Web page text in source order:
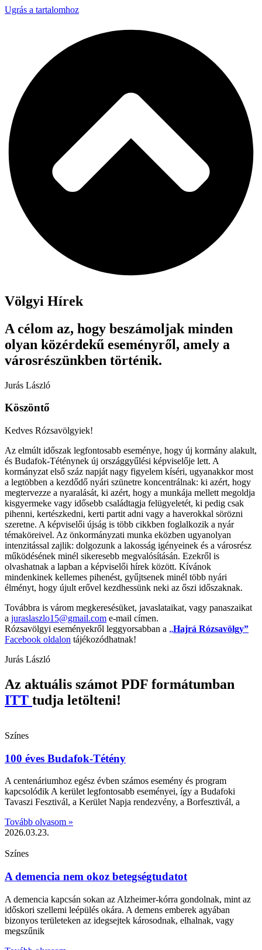
Ugrás a tartalomhoz
Völgyi Hírek
A célom az, hogy beszámoljak minden
olyan közérdekű eseményről, amely a
városrészünkben történik.
Jurás László
Köszöntő
Kedves Rózsavölgyiek!
Az elmúlt időszak legfontosabb eseménye, hogy új kormány alakult,
és Budafok-Téténynek új országgyűlési képviselője lett. A
kormányzat első száz napját nagy figyelem kíséri, ugyanakkor most
a legtöbben a kezdődő nyári szünetre koncentrálnak: ki azért, hogy
megtervezze a nyaralását, ki azért, hogy a munkája mellett megoldja
kisgyermeke vagy idősebb családtagja felügyeletét, ki pedig csak
pihenni, kertészkedni, kerti partit adni vagy a haverokkal sörözni
szeretne. A képviselői újság is több cikkben foglalkozik a nyár
témaköreivel. Az önkormányzati munka eközben ugyanolyan
intenzitással zajlik: dolgozunk a lakosság igényeinek és a városrész
működésének minél sikeresebb megvalósításán. Ezekről is
olvashatnak a lapban a képviselői hírek között. Kívánok
mindenkinek kellemes pihenést, gyűjtsenek minél több nyári
élményt, hogy újult erővel kezdhessünk neki az őszi időszaknak.
Továbbra is várom megkeresésüket, javaslataikat, vagy panaszaikat
a juraslaszlo15@gmail.com e-mail címen.
Rózsavölgyi eseményekről leggyorsabban a „Hajrá Rózsavölgy”
Facebook oldalon tájékozódhatnak!
Jurás László
Az aktuális számot PDF formátumban
ITT tudja letölteni!
Színes
100 éves Budafok-Tétény
A centenáriumhoz egész évben számos esemény és program
kapcsolódik A kerület legfontosabb eseményei, így a Budafoki
Tavaszi Fesztivál, a Kerület Napja rendezvény, a Borfesztivál, a
Tovább olvasom »
2026.03.23.
Színes
A demencia nem okoz betegségtudatot
A demencia kapcsán sokan az Alzheimer-kórra gondolnak, mint az
időskori szellemi leépülés okára. A demens emberek agyában
bizonyos területeken az idegsejtek károsodnak, elhalnak, vagy
megszűnik